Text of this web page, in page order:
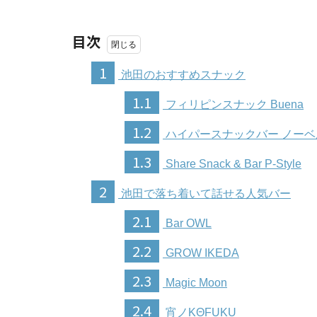
目次
1
池田のおすすめスナック
1.1 フィリピンスナック Buena
1.2 ハイパースナックバー ノー
1.3 Share Snack & Bar P-Style
2 池田で落ち着いて話せる人気バー
2.1 Bar OWL
2.2 GROW IKEDA
2.3 Magic Moon
2.4 宵ノKΘFUKU